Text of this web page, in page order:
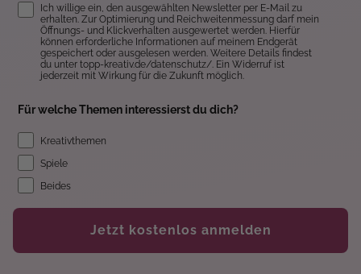
Einwilligung
Ich willige ein, den ausgewählten Newsletter per E-Mail zu
erhalten. Zur Optimierung und Reichweitenmessung darf mein
Öffnungs- und Klickverhalten ausgewertet werden. Hierfür
können erforderliche Informationen auf meinem Endgerät
gespeichert oder ausgelesen werden. Weitere Details findest
du unter topp-kreativ.de/datenschutz/. Ein Widerruf ist
jederzeit mit Wirkung für die Zukunft möglich.
Für welche Themen interessierst du dich?
Kreativthemen
Spiele
Beides
Jetzt kostenlos anmelden